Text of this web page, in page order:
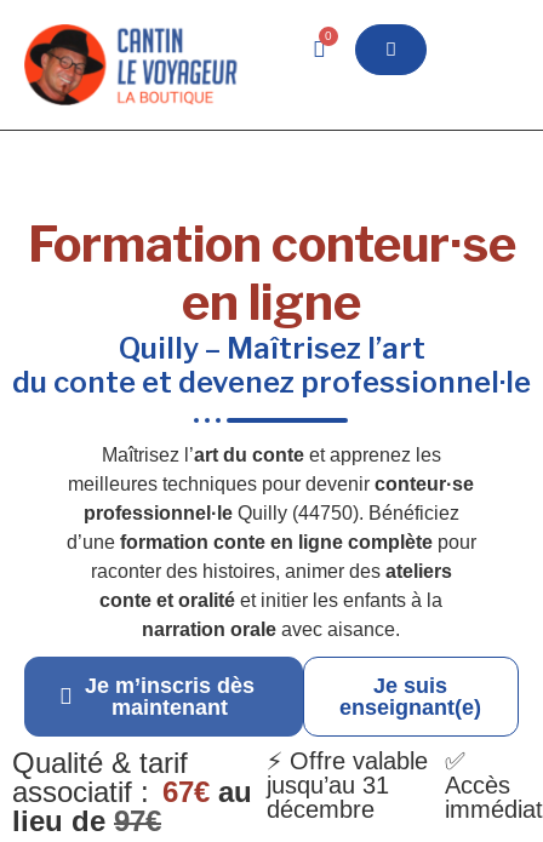
0
Formation conteur·se
en ligne
Quilly – Maîtrisez l’art
du conte et devenez professionnel·le
Maîtrisez l’art du conteet apprenez les
meilleures techniques pour devenirconteur·se
professionnel·leQuilly (44750). Bénéficiez
d’une formation conte en ligne complètepour
raconter des histoires, animer des ateliers
conte et oralité et initier les enfants à la
narration orale avec aisance.
Je m’inscris dès
maintenant
Je suis
enseignant(e)
Qualité & tarif
associatif : 67€ au
lieu de 97€
⚡ Offre valable
jusqu’au 31
décembre
✅
Accès
immédiat